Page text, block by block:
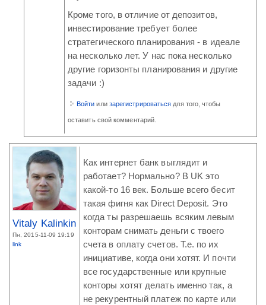
Кроме того, в отличие от депозитов,
инвестирование требует более
стратегического планирования - в идеале
на несколько лет. У нас пока несколько
другие горизонты планирования и другие
задачи :)
Войти или зарегистрироваться для того, чтобы
оставить свой комментарий.
Vitaly Kalinkin
Пн, 2015-11-09 19:19
link
Как интернет банк выглядит и
работает? Нормально? В UK это
какой-то 16 век. Больше всего бесит
такая фигня как Direct Deposit. Это
когда ты разрешаешь всяким левым
конторам снимать деньги с твоего
счета в оплату счетов. Т.е. по их
инициативе, когда они хотят. И почти
все государственные или крупные
конторы хотят делать именно так, а
не рекурентный платеж по карте или